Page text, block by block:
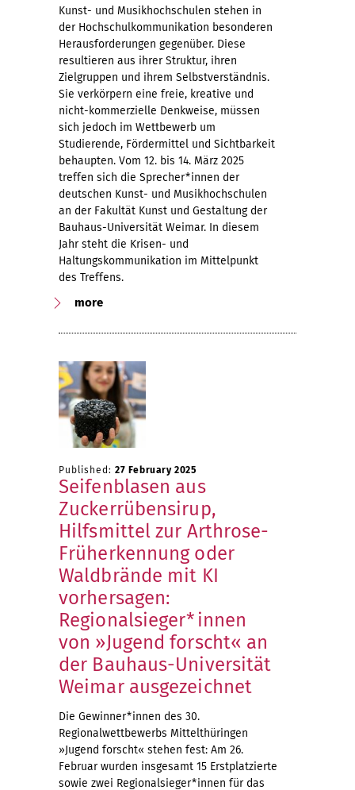
Kunst- und Musikhochschulen stehen in
der Hochschulkommunikation besonderen
Herausforderungen gegenüber. Diese
resultieren aus ihrer Struktur, ihren
Zielgruppen und ihrem Selbstverständnis.
Sie verkörpern eine freie, kreative und
nicht-kommerzielle Denkweise, müssen
sich jedoch im Wettbewerb um
Studierende, Fördermittel und Sichtbarkeit
behaupten. Vom 12. bis 14. März 2025
treffen sich die Sprecher*innen der
deutschen Kunst- und Musikhochschulen
an der Fakultät Kunst und Gestaltung der
Bauhaus-Universität Weimar. In diesem
Jahr steht die Krisen- und
Haltungskommunikation im Mittelpunkt
des Treffens.
more
Published: 27 February 2025
Seifenblasen aus
Zuckerrübensirup,
Hilfsmittel zur Arthrose-
Früherkennung oder
Waldbrände mit KI
vorhersagen:
Regionalsieger*innen
von »Jugend forscht« an
der Bauhaus-Universität
Weimar ausgezeichnet
Die Gewinner*innen des 30.
Regionalwettbewerbs Mittelthüringen
»Jugend forscht« stehen fest: Am 26.
Februar wurden insgesamt 15 Erstplatzierte
sowie zwei Regionalsieger*innen für das